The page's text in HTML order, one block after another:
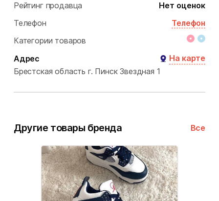
Рейтинг продавца
Нет оценок
Телефон
Телефон
Категории товаров
Адрес
На карте
Брестская область г. Пинск Звездная 1
Другие товары бренда Все